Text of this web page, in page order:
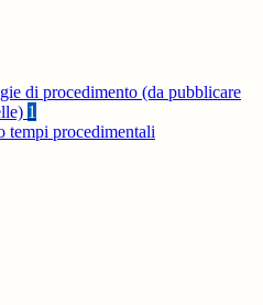
di procedimento (da pubblicare
1
tempi procedimentali